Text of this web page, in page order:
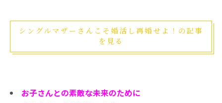
シングルマザーさんこそ婚活し再婚せよ！の記事
を見る
お子さんとの素敵な未来のために